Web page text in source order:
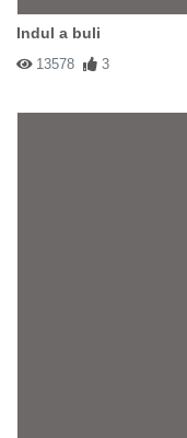
Indul a buli
13578 3